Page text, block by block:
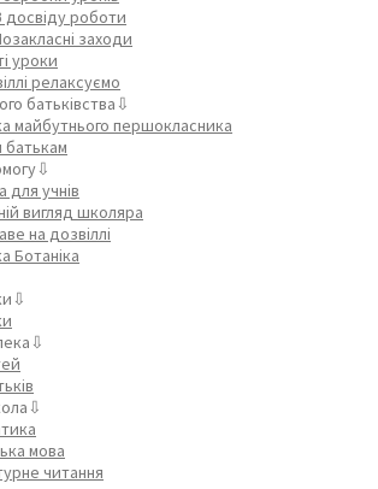
досвіду роботи
заходи
уроки
релаксуємо
батьківства⇩
майбутнього першокласника
для учнів
вигляд школяра
на дозвіллі
Ботаніка
мова
читання